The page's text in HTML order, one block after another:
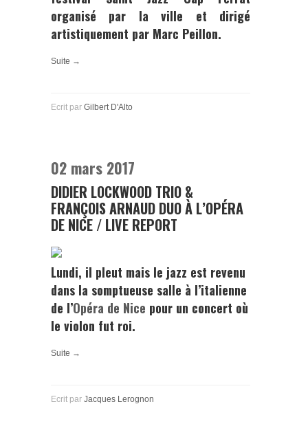
organisé par la ville et dirigé
artistiquement par Marc Peillon.
Suite →
Ecrit par Gilbert D'Alto
02 mars 2017
DIDIER LOCKWOOD TRIO &
FRANÇOIS ARNAUD DUO À L’OPÉRA
DE NICE / LIVE REPORT
Lundi, il pleut mais le jazz est revenu
dans la somptueuse salle à l’italienne
de l’Opéra de Nice pour un concert où
le violon fut roi.
Suite →
Ecrit par Jacques Lerognon